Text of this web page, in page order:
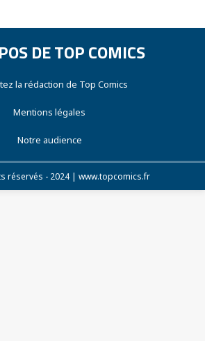
DE TOP COMICS
la rédaction de Top Comics
Mentions légales
Notre audience
réservés - 2024 | www.topcomics.fr